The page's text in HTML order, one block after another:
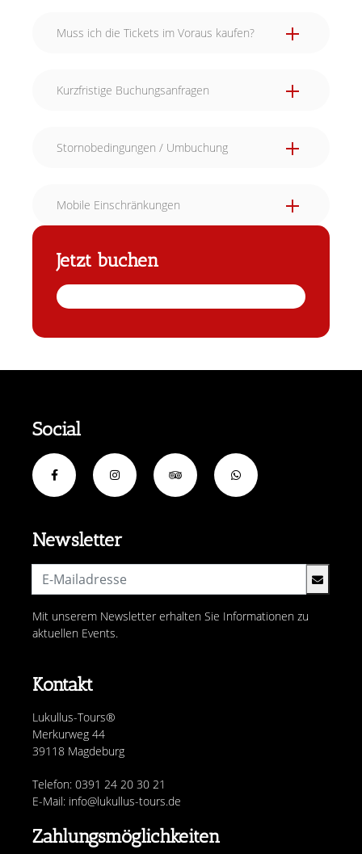
Muss ich die Tickets im Voraus kaufen?
Kurzfristige Buchungsanfragen
Stornobedingungen / Umbuchung
Mobile Einschränkungen
Jetzt buchen
Kontakt
Lukullus-Tours®
Merkurweg 44
39118 Magdeburg
Telefon: 0391 24 20 30 21
E-Mail: info@lukullus-tours.de
Newsletter
Mit unserem Newsletter erhalten Sie Informationen zu
aktuellen Events.
Social
Zahlungsmöglichkeiten